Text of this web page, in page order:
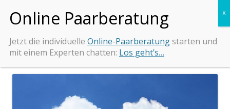
Beziehungs-Retter.de
Inhalt
springen
Jetzt die individuelle Online-Paarberatungstarten und
mit einem Experten chatten: Los geht’s…